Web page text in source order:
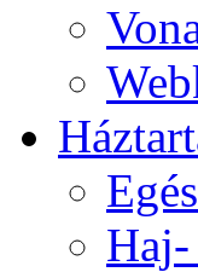
Haj-